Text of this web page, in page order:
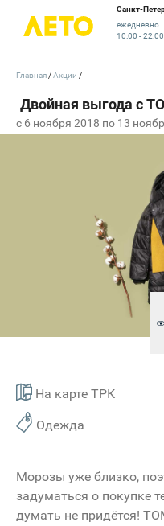
Санкт-
ежедневно
10:00 - 22:00
c 6 ноября 2018 по 13
На карте ТРК
Одежда
Главная Акции
Морозы уже близко,
задуматься о покупке
думать не придётся!